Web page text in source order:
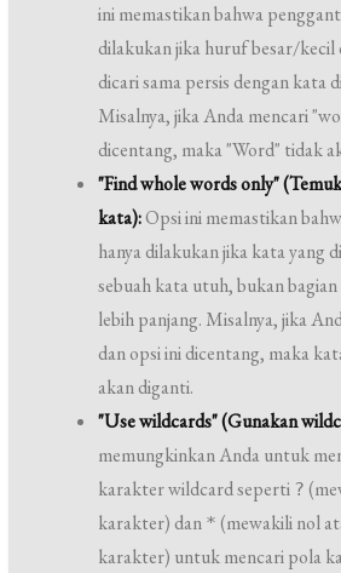
ini memastikan bahwa
dilakukan jika huruf besar/kecil
dicari sama persis dengan kata
Misalnya, jika Anda mencari
dicentang, maka "Word" tidak
"Find whole words only"
kata):Opsi ini memastikan
hanya dilakukan jika kata yang
sebuah kata utuh, bukan
lebih panjang. Misalnya, jika
dan opsi ini dicentang, maka
akan diganti.
"Use wildcards" (Gunakan
memungkinkan Anda untuk
karakter wildcard seperti ?
karakter) dan * (mewakili nol
karakter) untuk mencari pola